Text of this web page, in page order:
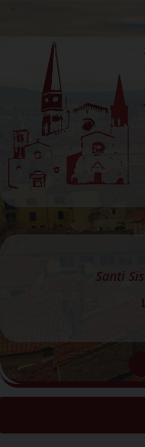
content
Santi